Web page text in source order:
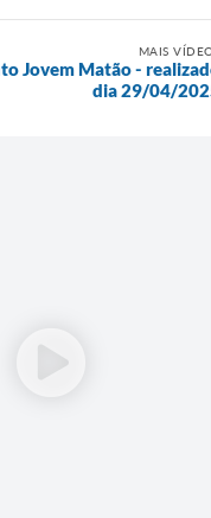
MAIS
Jovem Matão -
dia 29/04/